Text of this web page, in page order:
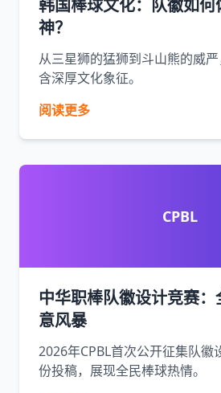
韩国棒球文化：队徽如何
神？
从三星狮的猛狮到斗山熊的威
含深厚文化象征。
阅读更多
CPBL
中华职棒队徽设计竞赛：
意风暴
2026年CPBL首次公开征集队徽
份投稿，展现全民棒球热情。